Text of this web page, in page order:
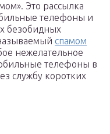
Это рассылка
телефоны и
безобидных
спамом
нежелательное
телефоны в
службу коротких